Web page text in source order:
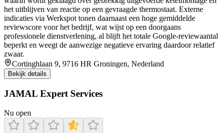
het uitblijven van reactie op een gevraagde thermostaat. Externe
indicaties via Werkspot tonen daarnaast een hoge gemiddelde
reviewscore voor het bedrijf, wat wijst op een doorgaans
professionele dienstverlening, al blijft het totale Google-reviewaantal
beperkt en weegt de aanwezige negatieve ervaring daardoor relatief
zwaar.
Cortinghlaan 9, 9716 HR Groningen, Nederland
Bekijk details
JAMAL Expert Services
Nu open